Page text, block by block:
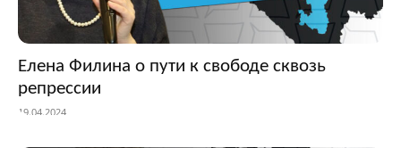
Елена Филина о пути к свободе сквозь
репрессии
19.04.2024